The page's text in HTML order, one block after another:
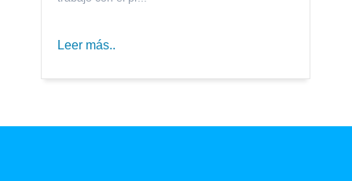
Leer más..